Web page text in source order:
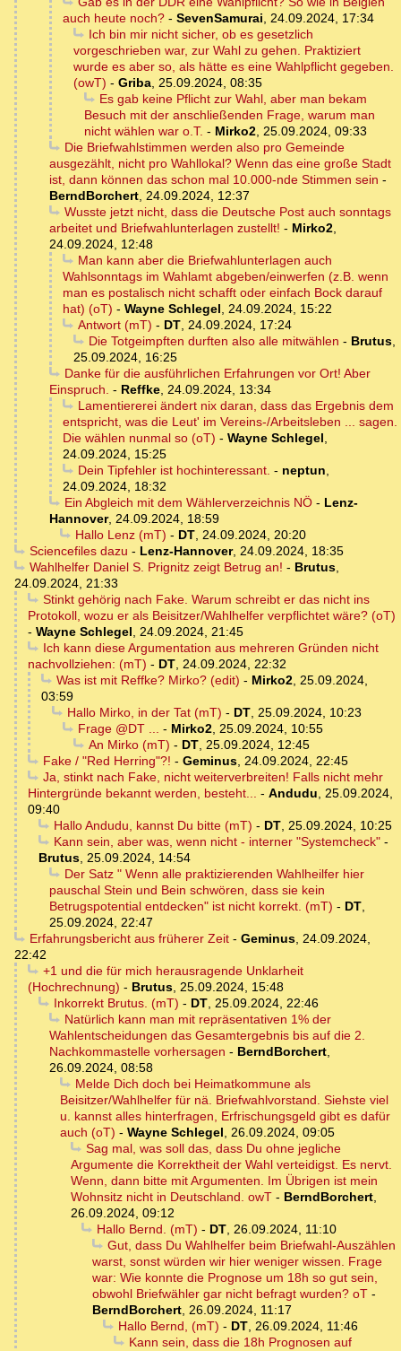
auch heute noch? - SevenSamurai, 24.09.2024, 17:34
Ich bin mir nicht sicher, ob es gesetzlich
vorgeschrieben war, zur Wahl zu gehen. Praktiziert
wurde es aber so, als hätte es eine Wahlpflicht gegeben.
(owT) - Griba, 25.09.2024, 08:35
Es gab keine Pflicht zur Wahl, aber man bekam
Besuch mit der anschließenden Frage, warum man
nicht wählen war o.T. - Mirko2, 25.09.2024, 09:33
Die Briefwahlstimmen werden also pro Gemeinde
ausgezählt, nicht pro Wahllokal? Wenn das eine große Stadt
ist, dann können das schon mal 10.000-nde Stimmen sein -
BerndBorchert, 24.09.2024, 12:37
Wusste jetzt nicht, dass die Deutsche Post auch sonntags
arbeitet und Briefwahlunterlagen zustellt! - Mirko2,
24.09.2024, 12:48
Man kann aber die Briefwahlunterlagen auch
Wahlsonntags im Wahlamt abgeben/einwerfen (z.B. wenn
man es postalisch nicht schafft oder einfach Bock darauf
hat) (oT) - Wayne Schlegel, 24.09.2024, 15:22
Antwort (mT) - DT, 24.09.2024, 17:24
Die Totgeimpften durften also alle mitwählen - Brutus,
25.09.2024, 16:25
Danke für die ausführlichen Erfahrungen vor Ort! Aber
Einspruch. - Reffke, 24.09.2024, 13:34
Lamentiererei ändert nix daran, dass das Ergebnis dem
entspricht, was die Leut' im Vereins-/Arbeitsleben ... sagen.
Die wählen nunmal so (oT) - Wayne Schlegel,
24.09.2024, 15:25
Dein Tipfehler ist hochinteressant. - neptun,
24.09.2024, 18:32
Ein Abgleich mit dem Wählerverzeichnis NÖ- Lenz-
Hannover, 24.09.2024, 18:59
Hallo Lenz (mT) - DT, 24.09.2024, 20:20
Sciencefiles dazu - Lenz-Hannover, 24.09.2024, 18:35
Wahlhelfer Daniel S. Prignitz zeigt Betrug an! - Brutus,
24.09.2024, 21:33
Stinkt gehörig nach Fake. Warum schreibt er das nicht ins
Protokoll, wozu er als Beisitzer/Wahlhelfer verpflichtet wäre? (oT)
- Wayne Schlegel, 24.09.2024, 21:45
Ich kann diese Argumentation aus mehreren Gründen nicht
nachvollziehen: (mT) - DT, 24.09.2024, 22:32
Was ist mit Reffke? Mirko? (edit) - Mirko2, 25.09.2024,
03:59
Hallo Mirko, in der Tat (mT) - DT, 25.09.2024, 10:23
Frage @DT ... - Mirko2, 25.09.2024, 10:55
An Mirko (mT) - DT, 25.09.2024, 12:45
Fake / "Red Herring"?! - Geminus, 24.09.2024, 22:45
Ja, stinkt nach Fake, nicht weiterverbreiten! Falls nicht mehr
Hintergründe bekannt werden, besteht... - Andudu, 25.09.2024,
09:40
Hallo Andudu, kannst Du bitte (mT) - DT, 25.09.2024, 10:25
Kann sein, aber was, wenn nicht - interner "Systemcheck"-
Brutus, 25.09.2024, 14:54
Der Satz " Wenn alle praktizierenden Wahlheilfer hier
pauschal Stein und Bein schwören, dass sie kein
Betrugspotential entdecken" ist nicht korrekt. (mT) - DT,
25.09.2024, 22:47
Erfahrungsbericht aus früherer Zeit- Geminus, 24.09.2024,
22:42
+1 und die für mich herausragende Unklarheit
(Hochrechnung) - Brutus, 25.09.2024, 15:48
Inkorrekt Brutus. (mT) - DT, 25.09.2024, 22:46
Natürlich kann man mit repräsentativen 1% der
Wahlentscheidungen das Gesamtergebnis bis auf die 2.
Nachkommastelle vorhersagen - BerndBorchert,
26.09.2024, 08:58
Melde Dich doch bei Heimatkommune als
Beisitzer/Wahlhelfer für nä. Briefwahlvorstand. Siehste viel
u. kannst alles hinterfragen, Erfrischungsgeld gibt es dafür
auch (oT) - Wayne Schlegel, 26.09.2024, 09:05
Sag mal, was soll das, dass Du ohne jegliche
Argumente die Korrektheit der Wahl verteidigst. Es nervt.
Wenn, dann bitte mit Argumenten. Im Übrigen ist mein
Wohnsitz nicht in Deutschland. owT - BerndBorchert,
26.09.2024, 09:12
Hallo Bernd. (mT) - DT, 26.09.2024, 11:10
Gut, dass Du Wahlhelfer beim Briefwahl-Auszählen
warst, sonst würden wir hier weniger wissen. Frage
war: Wie konnte die Prognose um 18h so gut sein,
obwohl Briefwähler gar nicht befragt wurden? oT -
BerndBorchert, 26.09.2024, 11:17
Hallo Bernd, (mT) - DT, 26.09.2024, 11:46
Kann sein, dass die 18h Prognosen auf